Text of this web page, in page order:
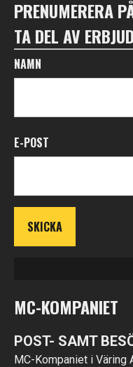
PRENUMERERA
TA DEL AV
NAMN
E-POST
MC-KOMPANIET
POST- SAMT
MC-Kompaniet i Väring